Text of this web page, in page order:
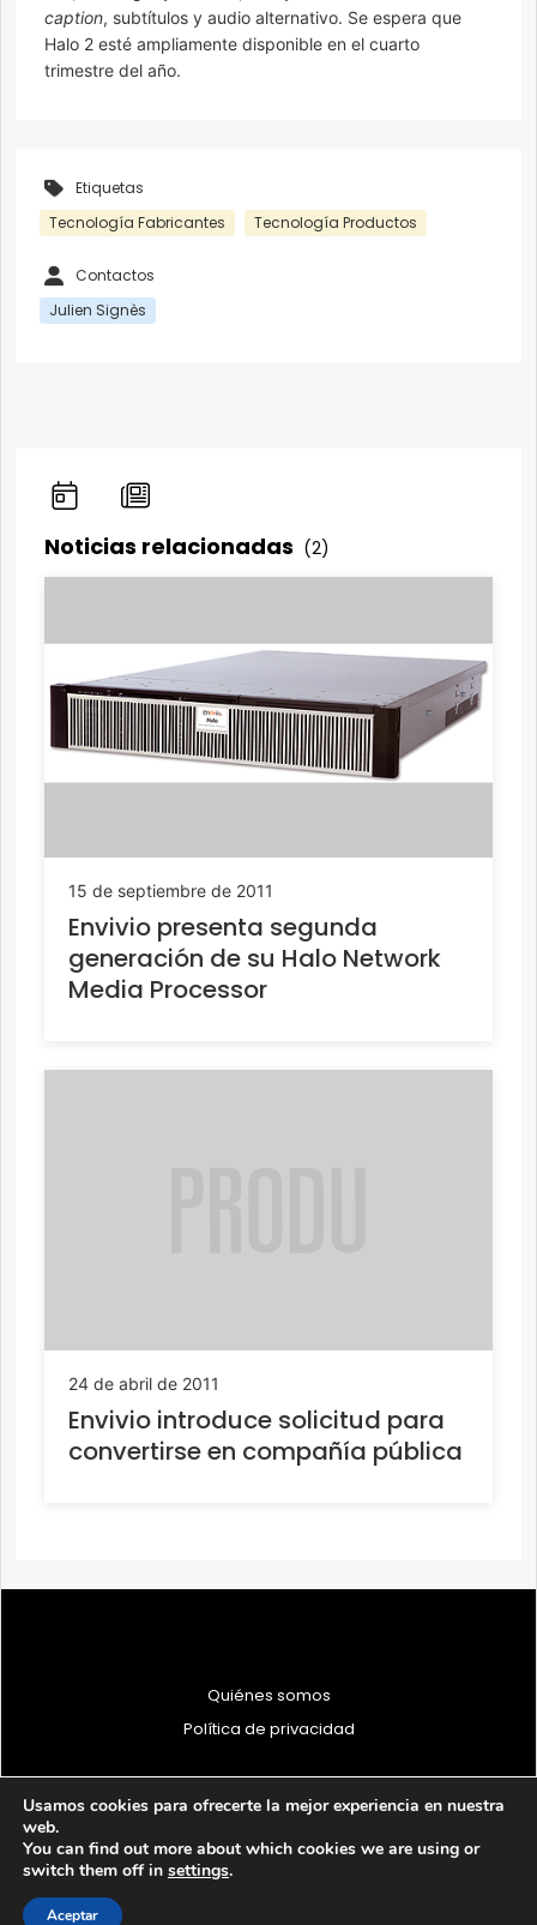
caption, subtítulos y audio alternativo. Se espera que
Halo 2 esté ampliamente disponible en el cuarto
trimestre del año.
Etiquetas
Tecnología Fabricantes
Tecnología Productos
Contactos
Julien Signès
Noticias relacionadas (2)
15 de septiembre de 2011
Envivio presenta segunda
generación de su Halo Network
Media Processor
24 de abril de 2011
Envivio introduce solicitud para
convertirse en compañía pública
Quiénes somos
Política de privacidad
© 1997 - 2026 PRODU - Todos los derechos reservados
Usamos cookies para ofrecerte la mejor experiencia en nuestra
web.
You can find out more about which cookies we are using or
switch them off in settings.
Aceptar